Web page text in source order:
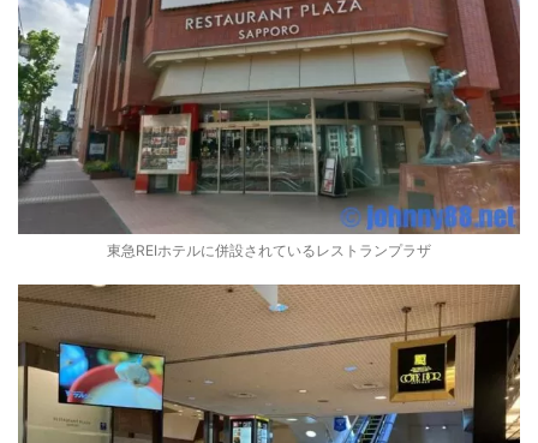
東急REIホテルに併設されているレストランプラザ